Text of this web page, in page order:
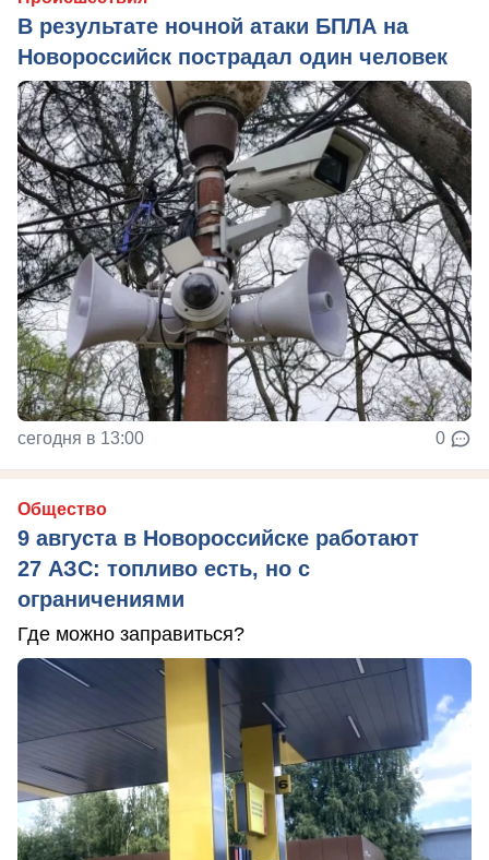
В результате ночной атаки БПЛА на
Новороссийск пострадал один человек
сегодня в 13:00 0
Общество
9 августа в Новороссийске работают
27 АЗС: топливо есть, но с
ограничениями
Где можно заправиться?